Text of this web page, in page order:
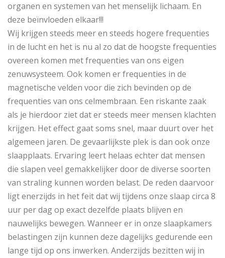
organen en systemen van het menselijk lichaam. En
deze beïnvloeden elkaar!!!
Wij krijgen steeds meer en steeds hogere frequenties
in de lucht en het is nu al zo dat de hoogste frequenties
overeen komen met frequenties van ons eigen
zenuwsysteem. Ook komen er frequenties in de
magnetische velden voor die zich bevinden op de
frequenties van ons celmembraan. Een riskante zaak
als je hierdoor ziet dat er steeds meer mensen klachten
krijgen. Het effect gaat soms snel, maar duurt over het
algemeen jaren. De gevaarlijkste plek is dan ook onze
slaapplaats. Ervaring leert helaas echter dat mensen
die slapen veel gemakkelijker door de diverse soorten
van straling kunnen worden belast. De reden daarvoor
ligt enerzijds in het feit dat wij tijdens onze slaap circa 8
uur per dag op exact dezelfde plaats blijven en
nauwelijks bewegen. Wanneer er in onze slaapkamers
belastingen zijn kunnen deze dagelijks gedurende een
lange tijd op ons inwerken. Anderzijds bezitten wij in